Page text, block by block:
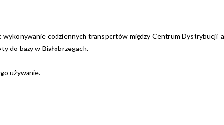
wykonywanie codziennych transportów między Centrum Dystrybucji a
do bazy w Białobrzegach.
używanie.